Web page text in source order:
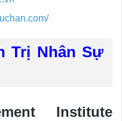
Trị Nhân Sự
Institute